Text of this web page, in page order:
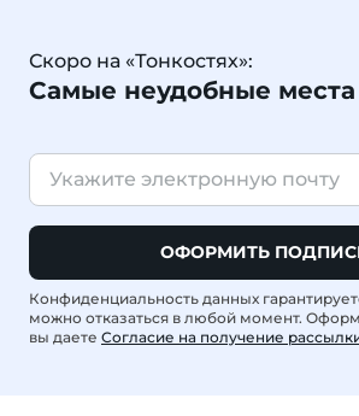
Скоро на «Тонкостях»:
Самые неудобные места
ОФОРМИТЬ
Конфиденциальность данных
можно отказаться в любой момент.
вы даете Согласие на получение